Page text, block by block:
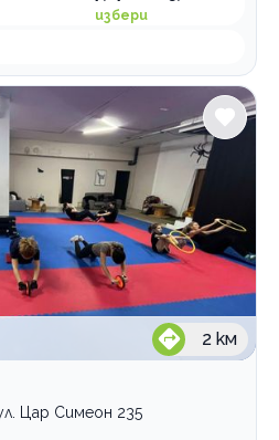
избери
2 км
Цар Симеон 235